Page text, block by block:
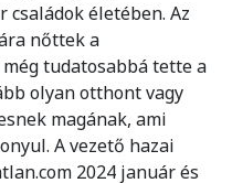
családok életében. Az
nőttek a
tudatosabbá tette a
olyan otthont vagy
magának, ami
A vezető hazai
2024 január és